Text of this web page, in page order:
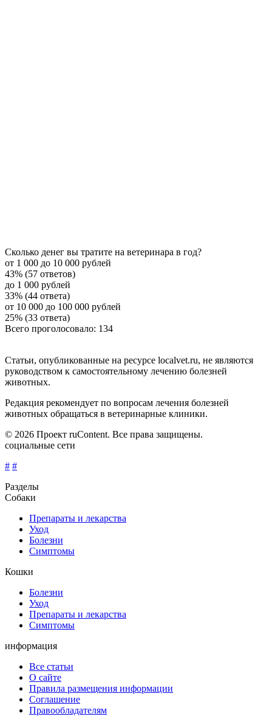
Сколько денег вы тратите на ветеринара в год?
от 1 000 до 10 000 рублей
43% (57 ответов)
до 1 000 рублей
33% (44 ответа)
от 10 000 до 100 000 рублей
25% (33 ответа)
Всего проголосовало: 134
Статьи, опубликованные на ресурсе localvet.ru, не являются
руководством к самостоятельному лечению болезней
животных.
Редакция рекомендует по вопросам лечения болезней
животных обращаться в ветеринарные клиники.
© 2026 Проект ruContent. Все права защищены.
социальные сети
# #
Разделы
Собаки
Препараты и лекарства
Уход
Болезни
Симптомы
Кошки
Болезни
Уход
Препараты и лекарства
Симптомы
информация
Все статьи
О сайте
Правила размещения информации
Соглашение
Правообладателям